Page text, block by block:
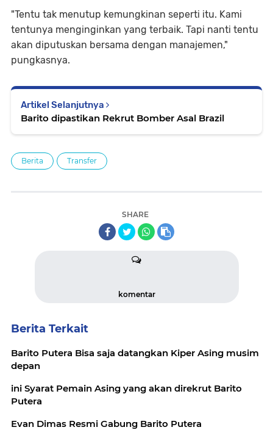
"Tentu tak menutup kemungkinan seperti itu. Kami
tentunya menginginkan yang terbaik. Tapi nanti tentu
akan diputuskan bersama dengan manajemen,"
pungkasnya.
Artikel Selanjutnya
Barito dipastikan Rekrut Bomber Asal Brazil
Berita Transfer
SHARE
komentar
Berita Terkait
Barito Putera Bisa saja datangkan Kiper Asing musim
depan
ini Syarat Pemain Asing yang akan direkrut Barito
Putera
Evan Dimas Resmi Gabung Barito Putera